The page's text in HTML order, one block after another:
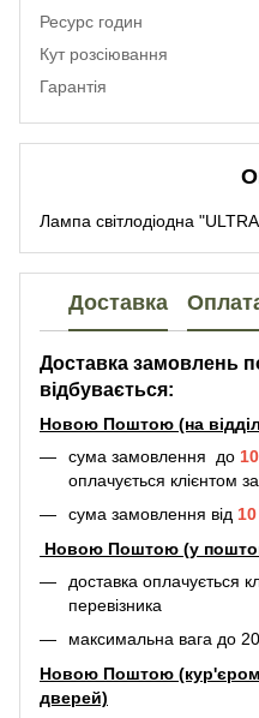
Ресурс годин
Кут розсіювання
Гарантія
Лампа світлодіодна
Доставка
Доставка замовлень
відбувається:
Новою Поштою (на
сума замовлення до
оплачується клієнтом
сума замовлення від
Новою Поштою (у
доставка оплачується
перевізника
максимальна вага до
Новою Поштою (кур'єром
дверей)